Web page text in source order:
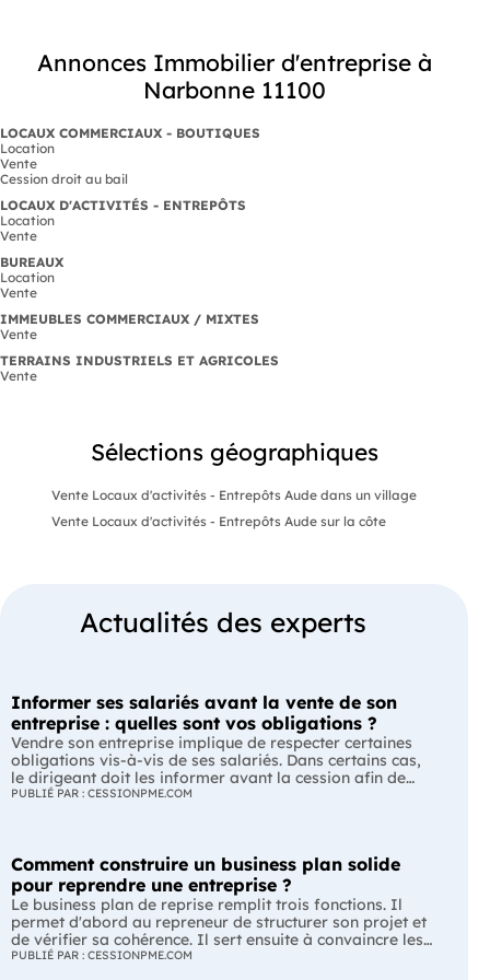
Annonces Immobilier d'entreprise à
Narbonne 11100
LOCAUX COMMERCIAUX - BOUTIQUES
Location
Vente
Cession droit au bail
LOCAUX D'ACTIVITÉS - ENTREPÔTS
Location
Vente
BUREAUX
Location
Vente
IMMEUBLES COMMERCIAUX / MIXTES
Vente
TERRAINS INDUSTRIELS ET AGRICOLES
Vente
Sélections géographiques
Vente Locaux d'activités - Entrepôts Aude dans un village
Vente Locaux d'activités - Entrepôts Aude sur la côte
Actualités des experts
Informer ses salariés avant la vente de son
entreprise : quelles sont vos obligations ?
Vendre son entreprise implique de respecter certaines
obligations vis-à-vis de ses salariés. Dans certains cas,
le dirigeant doit les informer avant la cession afin de
leur permettre, s'ils le souhaitent, de présenter une offre
L'essentiel Les entreprises de moins de 250 salariés sont
soumises, dans certains cas, à une obligation
d'information préalable des salariés. Cette obligation
concerne la vente d'un fonds de commerce ou la cession
de la majorité des titres d'une société. Le délai
d'information varie selon la taille de l'entreprise. Les
PUBLIÉ PAR : CESSIONPME.COM
Comment construire un business plan solide
pour reprendre une entreprise ?
Le business plan de reprise remplit trois fonctions. Il
permet d'abord au repreneur de structurer son projet et
de vérifier sa cohérence. Il sert ensuite à convaincre les
banques et les partenaires financiers de l'accompagner.
PUBLIÉ PAR : CESSIONPME.COM